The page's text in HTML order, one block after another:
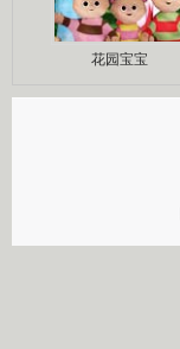
花园宝宝